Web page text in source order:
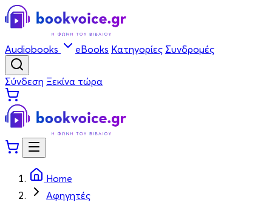
Audiobooks eBooks Κατηγορίες Συνδρομές
Σύνδεση Ξεκίνα τώρα
Home
Αφηγητές